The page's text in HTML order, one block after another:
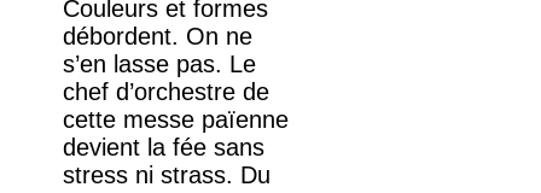
Couleurs et formes
débordent. On ne
s’en lasse pas. Le
chef d’orchestre de
cette messe païenne
devient la fée sans
stress ni strass. Du